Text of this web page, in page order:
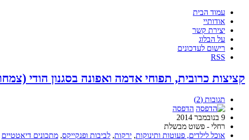
עמוד הבית
אודותיי
יצירת קשר
על הבלוג
רישום לעדכונים
RSS
קציצות כרובית, תפוחי אדמה ואפונה בסגנון הודי
תגובות (2)
הדפסה
9 בנובמבר 2014
רחלי - פשוט מבשלת
אוכל לילדים, פעוטות ותינוקות, ירקות, לביבות ופנקייקס, מתכונים דיאטטיים